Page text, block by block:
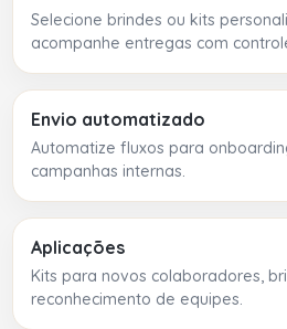
Selecione brindes ou kits
acompanhe entregas com
Envio automatizado
Automatize fluxos para
campanhas internas.
Aplicações
Kits para novos colaboradores,
reconhecimento de equipes.